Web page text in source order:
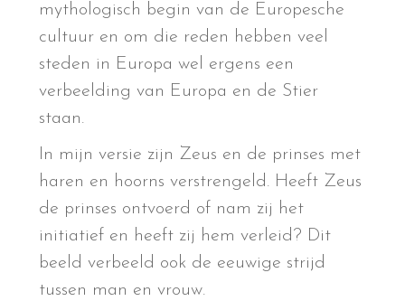
mythologisch begin van de Europesche
cultuur en om die reden hebben veel
steden in Europa wel ergens een
verbeelding van Europa en de Stier
staan.
In mijn versie zijn Zeus en de prinses met
haren en hoorns verstrengeld. Heeft Zeus
de prinses ontvoerd of nam zij het
initiatief en heeft zij hem verleid? Dit
beeld verbeeld ook de eeuwige strijd
tussen man en vrouw.